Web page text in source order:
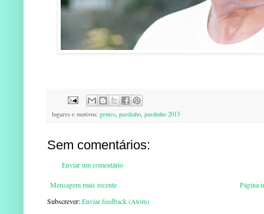
lugares e motivos: gentes, pardinho, pardinho 2013
Sem comentários:
Enviar um comentário
Mensagem mais recente
Página
Subscrever:Enviar feedback (Atom)